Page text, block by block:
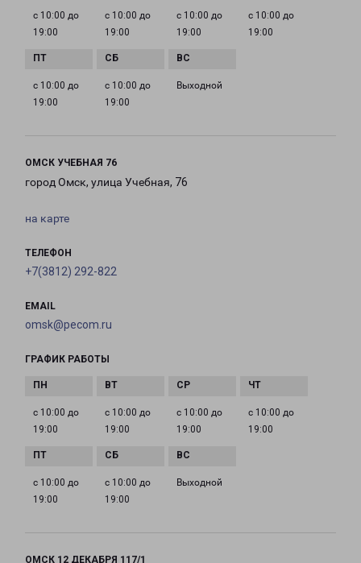
с 10:00 до
19:00
с 10:00 до
19:00
с 10:00 до
19:00
с 10:00 до
19:00
с 10:00 до
19:00
с 10:00 до
19:00
Выходной
ОМСК УЧЕБНАЯ 76
город Омск, улица Учебная, 76
на карте
ТЕЛЕФОН
+7(3812) 292-822
EMAIL
omsk@pecom.ru
ГРАФИК РАБОТЫ
с 10:00 до
19:00
с 10:00 до
19:00
с 10:00 до
19:00
с 10:00 до
19:00
с 10:00 до
19:00
с 10:00 до
19:00
Выходной
ОМСК 12 ДЕКАБРЯ 117/1